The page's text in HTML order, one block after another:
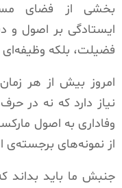
بخشی از فضای
ایستادگی بر اصول و
فضیلت، بلکه وظیفه‌ای
امروز بیش از هر
نیاز دارد که نه در
وفاداری به اصول
از نمونه‌های
جنبش ما باید بداند